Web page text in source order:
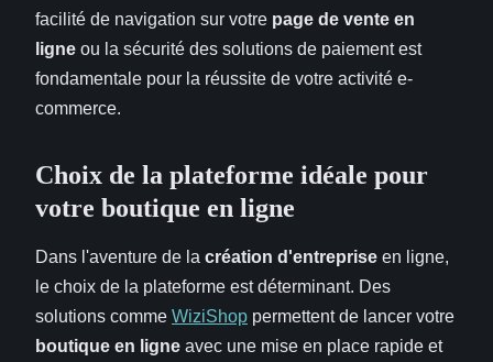
facilité de navigation sur votre page de vente en
ligne ou la sécurité des solutions de paiement est
fondamentale pour la réussite de votre activité e-
commerce.
Choix de la plateforme idéale pour
votre boutique en ligne
Dans l'aventure de la création d'entreprise en ligne,
le choix de la plateforme est déterminant. Des
solutions comme WiziShop permettent de lancer votre
boutique en ligne avec une mise en place rapide et